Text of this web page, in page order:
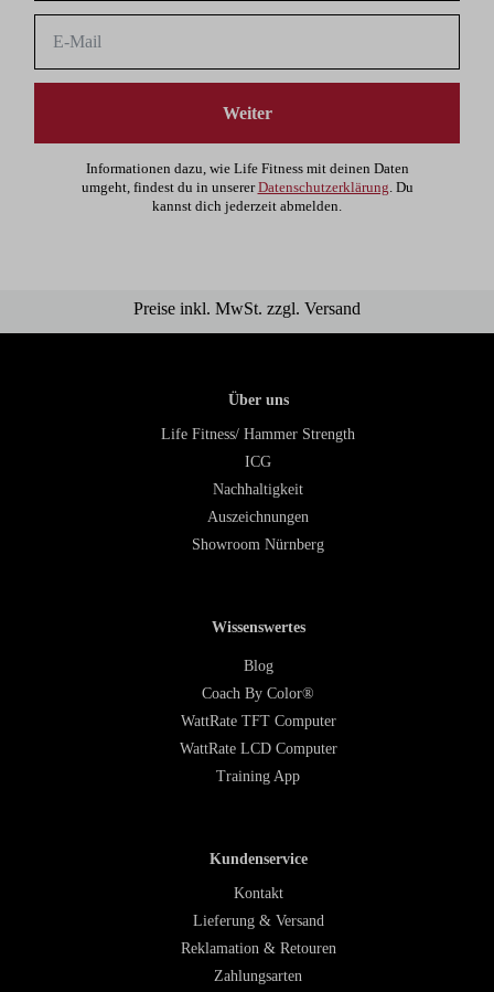
Weiter
Informationen dazu, wie Life Fitness mit deinen Daten
umgeht, findest du in unsererDatenschutzerklärung. Du
kannst dich jederzeit abmelden.
Preise inkl. MwSt. zzgl. Versand
Über uns
Life Fitness/ Hammer Strength
ICG
Nachhaltigkeit
Auszeichnungen
Showroom Nürnberg
Wissenswertes
Blog
Coach By Color®
WattRate TFT Computer
WattRate LCD Computer
Training App
Kundenservice
Kontakt
Lieferung & Versand
Reklamation & Retouren
Zahlungsarten